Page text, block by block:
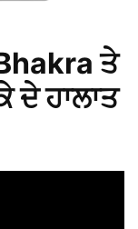
ਤੇ
ਦੇ ਹਾਲਾਤ